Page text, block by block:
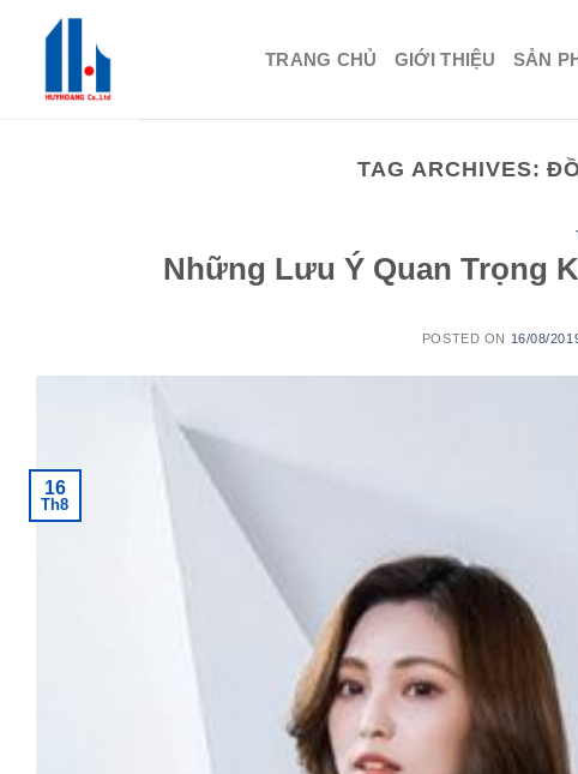
TRANG CHỦ GIỚI THIỆU SẢN
TAG ARCHIVES:
Những Lưu Ý Quan Trọng
POSTED ON 16/08/
16
Th8